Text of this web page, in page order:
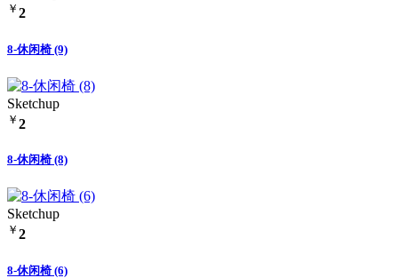
￥ 2
8-休闲椅 (9)
Sketchup
￥ 2
8-休闲椅 (8)
Sketchup
￥ 2
8-休闲椅 (6)